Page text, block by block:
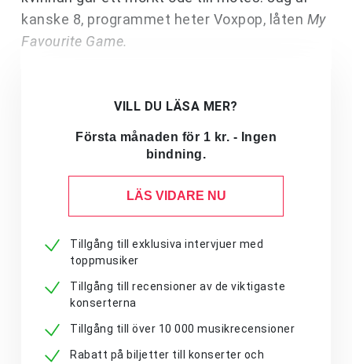
kanske 8, programmet heter Voxpop, låten My
Favourite Game.
VILL DU LÄSA MER?
Första månaden för 1 kr. - Ingen
bindning.
LÄS VIDARE NU
Tillgång till exklusiva intervjuer med
toppmusiker
Tillgång till recensioner av de viktigaste
konserterna
Tillgång till över 10 000 musikrecensioner
Rabatt på biljetter till konserter och